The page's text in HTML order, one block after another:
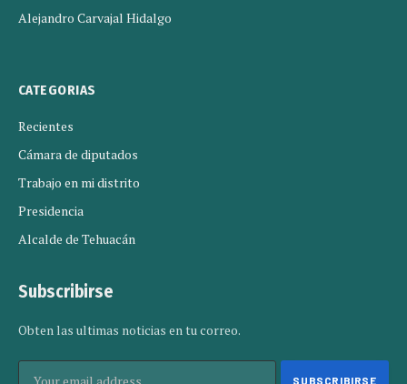
Alejandro Carvajal Hidalgo
CATEGORIAS
Recientes
Cámara de diputados
Trabajo en mi distrito
Presidencia
Alcalde de Tehuacán
Subscribirse
Obten las ultimas noticias en tu correo.